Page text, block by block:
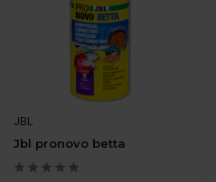
JBL
Jbl pronovo betta